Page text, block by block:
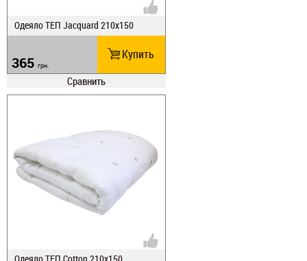
Одеяло ТЕП Jacquard 210х150
365 грн.
Купить
Сравнить
Одеяло ТЕП Cotton 210х150